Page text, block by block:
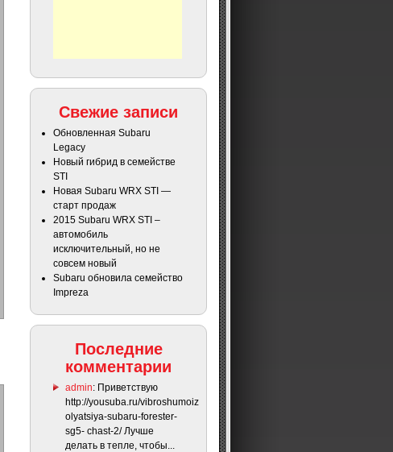
Свежие записи
Обновленная Subaru
Legacy
Новый гибрид в семействе
STI
Новая Subaru WRX STI —
старт продаж
2015 Subaru WRX STI –
автомобиль
исключительный, но не
совсем новый
Subaru обновила семейство
Impreza
Последние
комментарии
admin: Приветствую
http://yousuba.ru/vibroshumoiz
olyatsiya-subaru-forester-
sg5- chast-2/ Лучше
делать в тепле, чтобы...